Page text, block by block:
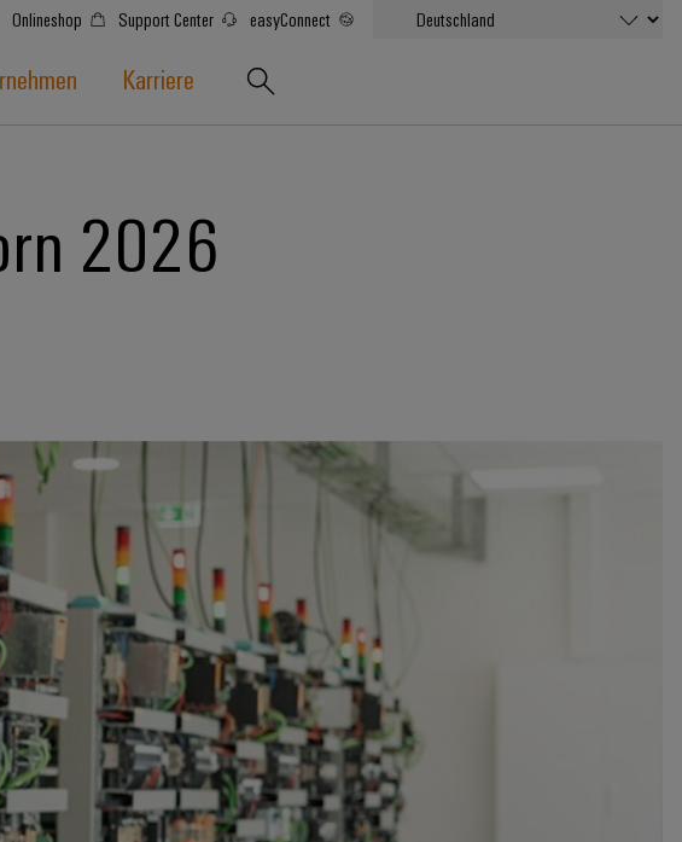
Onlineshop Support Center easyConnect
Karriere
2026